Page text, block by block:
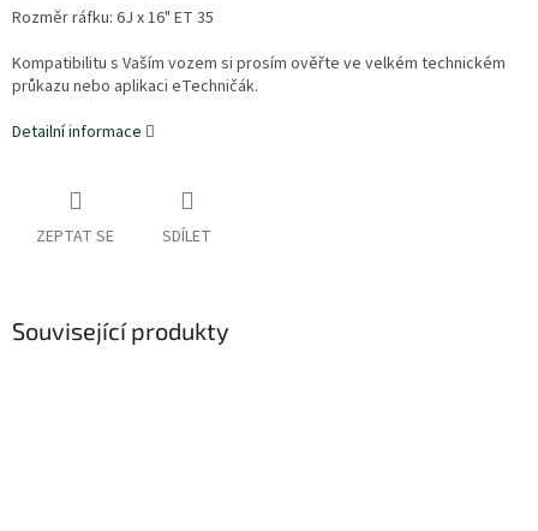
Rozměr ráfku: 6J x 16" ET 35
Kompatibilitu s Vaším vozem si prosím ověřte ve velkém technickém
průkazu nebo aplikaci eTechničák.
Detailní informace
ZEPTAT SE SDÍLET
Související produkty